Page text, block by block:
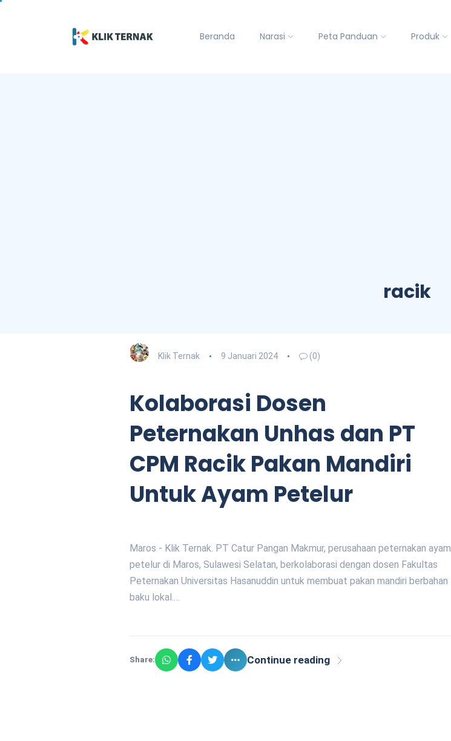
Beranda Narasi Peta Panduan Produk
racik
Klik Ternak 9 Januari 2024 (0)
Kolaborasi Dosen
Peternakan Unhas dan PT
CPM Racik Pakan Mandiri
Untuk Ayam Petelur
Maros - Klik Ternak. PT Catur Pangan Makmur, perusahaan peternakan ayam
petelur di Maros, Sulawesi Selatan, berkolaborasi dengan dosen Fakultas
Peternakan Universitas Hasanuddin untuk membuat pakan mandiri berbahan
baku lokal.…
Share: Continue reading